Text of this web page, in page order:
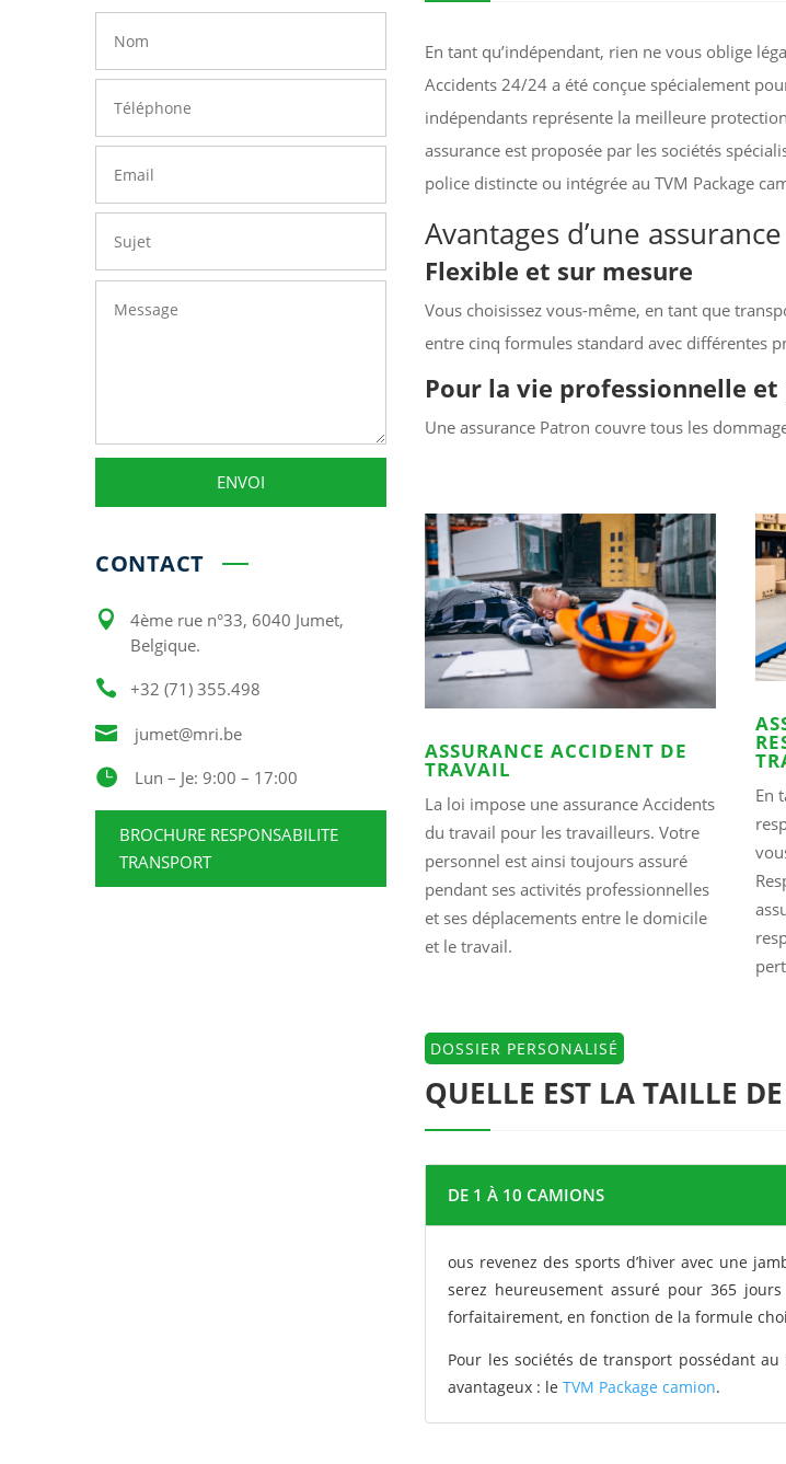
ENVOI
CONTACT

4ème rue n°33, 6040 Jumet,
Belgique.

+32 (71) 355.498

jumet@mri.be

Lun – Je: 9:00 – 17:00
BROCHURE RESPONSABILITE
TRANSPORT
En tant qu’indépendant, rien ne vous oblige
Accidents 24/24 a été conçue spécialement
indépendants représente la meilleure
assurance est proposée par les sociétés
police distincte ou intégrée au TVM Package
Avantages d’une
Flexible et sur mesure
Vous choisissez vous-même, en tant que
entre cinq formules standard avec différentes
Pour la vie professionnelle et
Une assurance Patron couvre tous les
ASSURANCE ACCIDENT DE
TRAVAIL
La loi impose une assurance Accidents
du travail pour les travailleurs. Votre
personnel est ainsi toujours assuré
pendant ses activités professionnelles
et ses déplacements entre le domicile
et le travail.
En
DOSSIER PERSONALISÉ
QUELLE EST LA TAILLE
DE 1 À 10 CAMIONS
ous revenez des sports d’hiver avec une
serez heureusement assuré pour 365
forfaitairement, en fonction de la formule
Pour les sociétés de transport possédant au
avantageux : le TVM Package camion.